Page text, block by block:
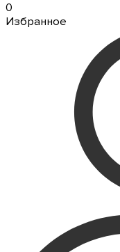
0
Избранное